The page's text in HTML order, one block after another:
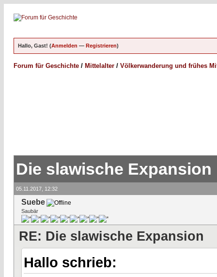
Hallo, Gast! (Anmelden — Registrieren)
Forum für Geschichte / Mittelalter / Völkerwanderung und frühes
Die slawische Expansion
05.11.2017, 12:32
Suebe
Saubär
RE: Die slawische Expansion
Hallo schrieb: